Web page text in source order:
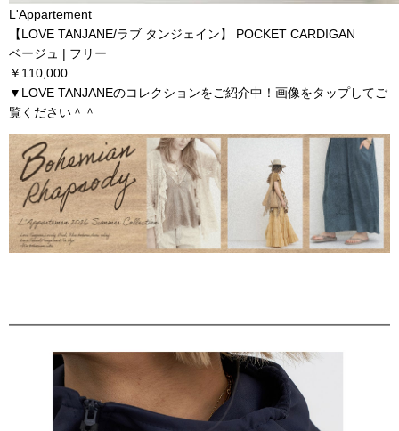
L'Appartement
【LOVE TANJANE/ラブ タンジェイン】 POCKET CARDIGAN
ベージュ | フリー
￥110,000
▼LOVE TANJANEのコレクションをご紹介中！画像をタップしてご
覧ください＾＾